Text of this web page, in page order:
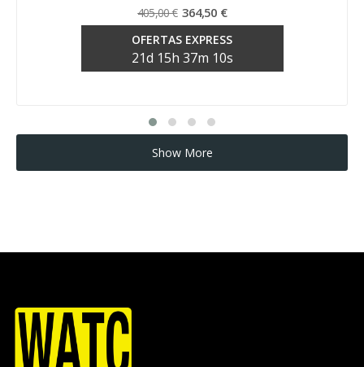
405,00 € 364,50 €
OFERTAS EXPRESS
21d 15h 37m 10s
Show More